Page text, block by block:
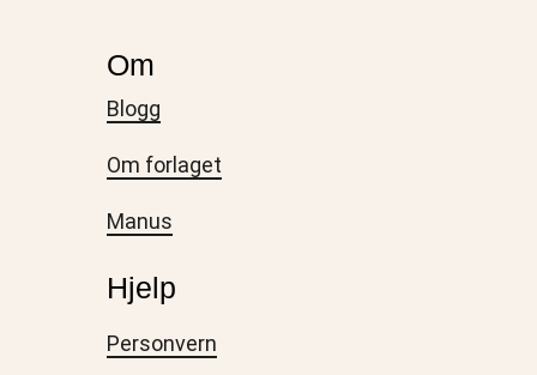
Om
Blogg
Om forlaget
Manus
Hjelp
Personvern